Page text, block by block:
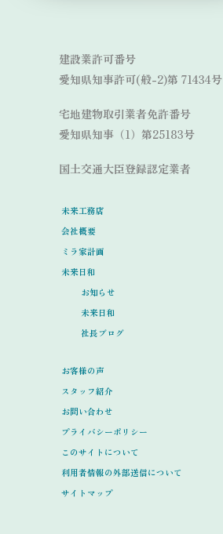
建設業許可番号
愛知県知事許可(般-2)第 71434号
宅地建物取引業者免許番号
愛知県知事（1）第25183号
国土交通大臣登録認定業者
未来工務店
会社概要
ミラ家計画
未来日和
お知らせ
未来日和
社長ブログ
お客様の声
スタッフ紹介
お問い合わせ
プライバシーポリシー
このサイトについて
利用者情報の外部送信について
サイトマップ